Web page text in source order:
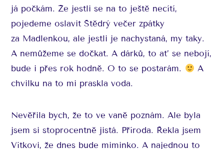
já počkám. Že jestli se na to ještě necítí,
pojedeme oslavit Štědrý večer zpátky
za Madlenkou, ale jestli je nachystaná, my taky.
A nemůžeme se dočkat. A dárků, to ať se nebojí,
bude i přes rok hodně. O to se postarám.
A
chvilku na to mi praskla voda.
Nevěřila bych, že to ve vaně poznám. Ale byla
jsem si stoprocentně jistá. Příroda. Řekla jsem
Vítkovi, že dnes bude miminko. A najednou to